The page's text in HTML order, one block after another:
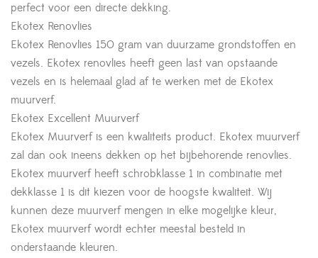
perfect voor een directe dekking.
Ekotex Renovlies
Ekotex Renovlies 150 gram van duurzame grondstoffen en
vezels. Ekotex renovlies heeft geen last van opstaande
vezels en is helemaal glad af te werken met de Ekotex
muurverf.
Ekotex Excellent Muurverf
Ekotex Muurverf is een kwaliteits product. Ekotex muurverf
zal dan ook ineens dekken op het bijbehorende renovlies.
Ekotex muurverf heeft schrobklasse 1 in combinatie met
dekklasse 1 is dit kiezen voor de hoogste kwaliteit. Wij
kunnen deze muurverf mengen in elke mogelijke kleur,
Ekotex muurverf wordt echter meestal besteld in
onderstaande kleuren.